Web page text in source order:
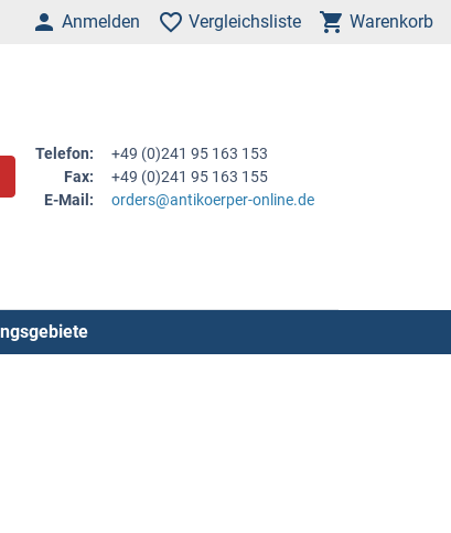
Anmelden Vergleichsliste Warenkorb
Telefon:
+49 (0)241 95 163 153
Fax:
+49 (0)241 95 163 155
E-Mail:
orders@antikoerper-online.de